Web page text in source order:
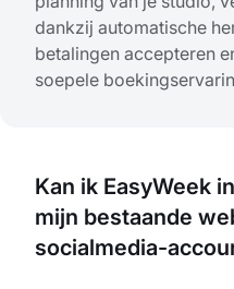
dankzij automatische
betalingen accepteren
soepele
Kan ik EasyWeek
mijn bestaande
socialmedia-